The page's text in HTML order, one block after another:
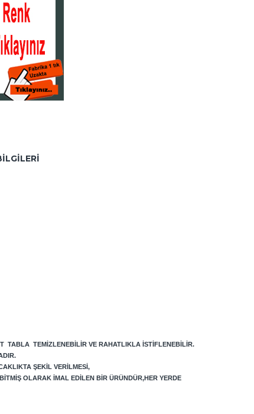
TABLA TEMIZLENEBILIR VE RAHATLIKLA ISTIFLENEBILIR.
ŞEKIL VERILMESI,
OLARAK IMAL EDILEN BIR ÜRÜNDÜR,HER YERDE